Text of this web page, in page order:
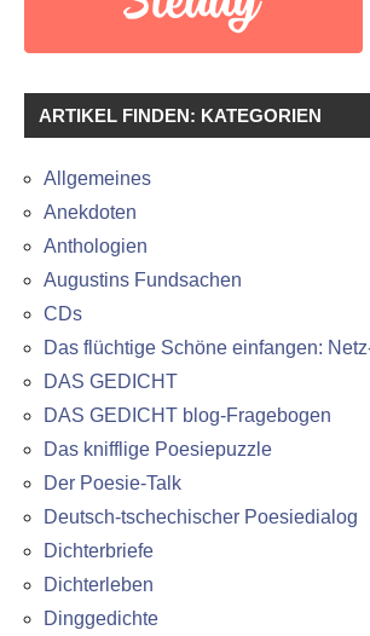
ARTIKEL FINDEN: KATEGORIEN
Allgemeines
Anekdoten
Anthologien
Augustins Fundsachen
CDs
Das flüchtige Schöne einfangen:
DAS GEDICHT
DAS GEDICHT blog-Fragebogen
Das knifflige Poesiepuzzle
Der Poesie-Talk
Deutsch-tschechischer Poesiedialog
Dichterbriefe
Dichterleben
Dinggedichte